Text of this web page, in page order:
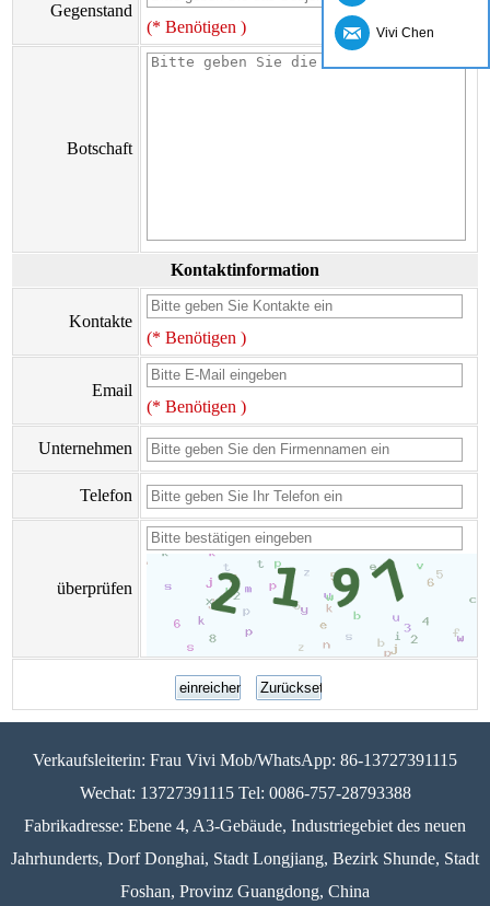
Gegenstand
(* Benötigen )
Botschaft
Kontaktinformation
Kontakte
(* Benötigen )
Email
(* Benötigen )
Unternehmen
Telefon
überprüfen
Verkaufsleiterin: Frau Vivi Mob/WhatsApp: 86-13727391115
Wechat: 13727391115 Tel: 0086-757-28793388
Fabrikadresse: Ebene 4, A3-Gebäude, Industriegebiet des neuen
Jahrhunderts, Dorf Donghai, Stadt Longjiang, Bezirk Shunde, Stadt
Foshan, Provinz Guangdong, China
Vivi Chen